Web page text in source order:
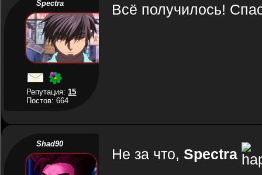
Spectra
Репутация:15
Постов: 664
Всё получилось!
Shad90
Не за что, Spectra